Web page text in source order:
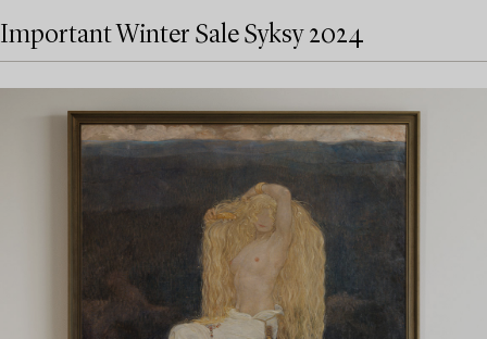
Important Winter Sale Syksy 2024